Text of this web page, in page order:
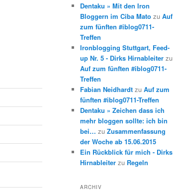
Dentaku » Mit den Iron
Bloggern im Ciba Mato zu Auf
zum fünften #iblog0711-
Treffen
Ironblogging Stuttgart, Feed-
up Nr. 5 - Dirks Hirnableiter zu
Auf zum fünften #iblog0711-
Treffen
Fabian Neidhardt zu Auf zum
fünften #iblog0711-Treffen
Dentaku » Zeichen dass ich
mehr bloggen sollte: ich bin
bei… zu Zusammenfassung
der Woche ab 15.06.2015
Ein Rückblick für mich - Dirks
Hirnableiter zu Regeln
ARCHIV